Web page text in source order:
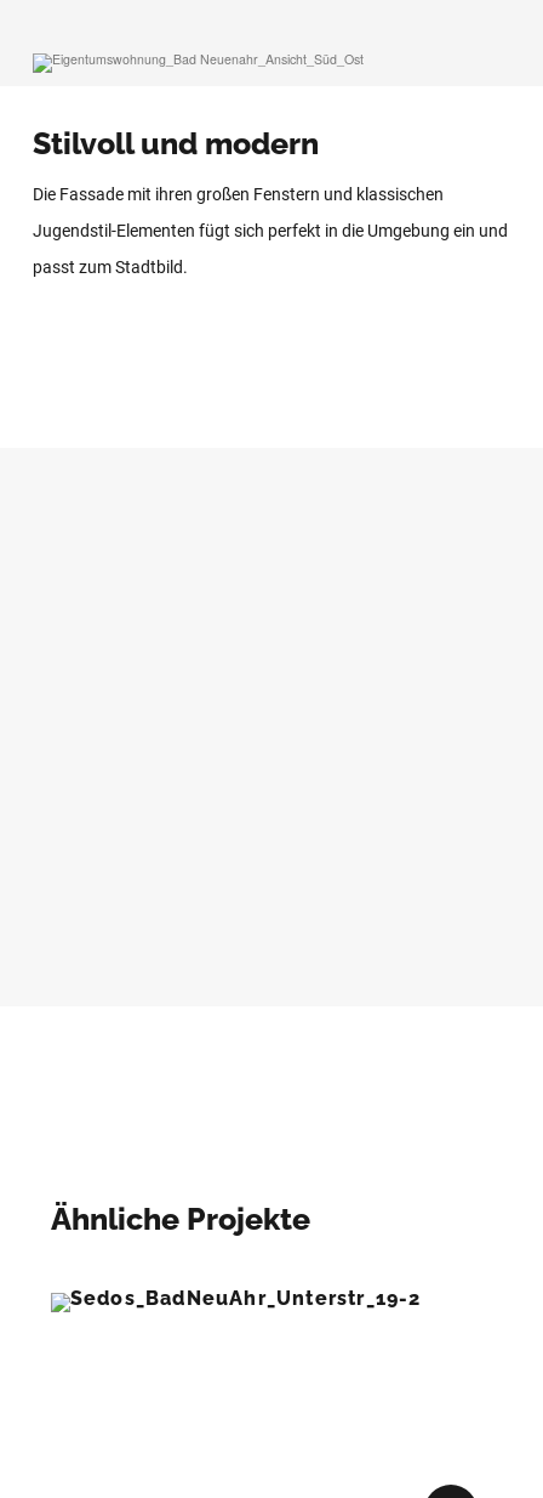
Stilvoll und modern
Die Fassade mit ihren großen Fenstern und klassischen
Jugendstil-Elementen fügt sich perfekt in die Umgebung ein und
passt zum Stadtbild.
Ähnliche Projekte